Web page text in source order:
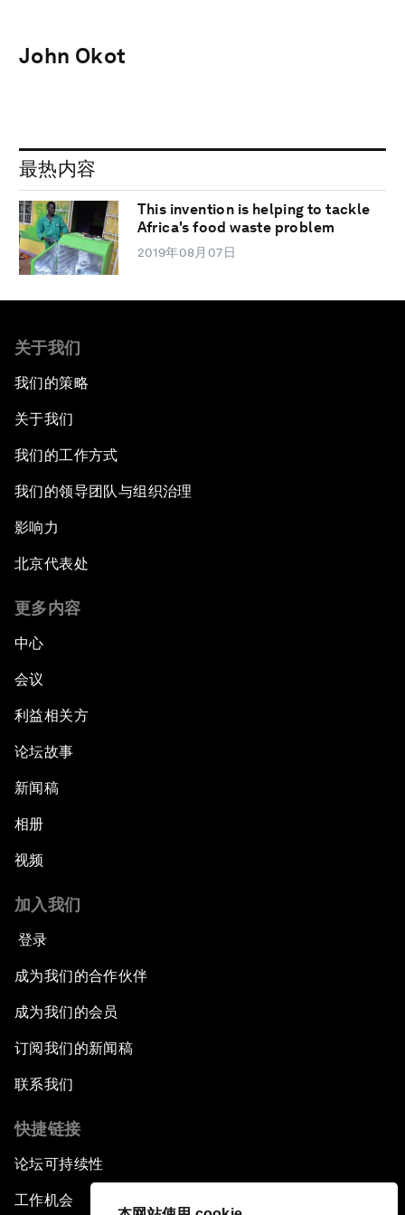
John Okot
最热内容
This invention is helping to tackle
Africa's food waste problem
2019年08月07日
关于我们
我们的策略
关于我们
我们的工作方式
我们的领导团队与组织治理
影响力
北京代表处
更多内容
中心
会议
利益相关方
论坛故事
新闻稿
相册
视频
加入我们
登录
成为我们的合作伙伴
成为我们的会员
订阅我们的新闻稿
联系我们
快捷链接
论坛可持续性
工作机会